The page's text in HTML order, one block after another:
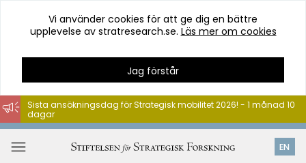
Hoppa
till
innehåll
Vi använder cookies för att ge dig en bättre
upplevelse av stratresearch.se. Läs mer om cookies
Jag förstår
EN
Sista ansökningsdag för Strategisk mobilitet 2026! - 1 månad 10
dagar